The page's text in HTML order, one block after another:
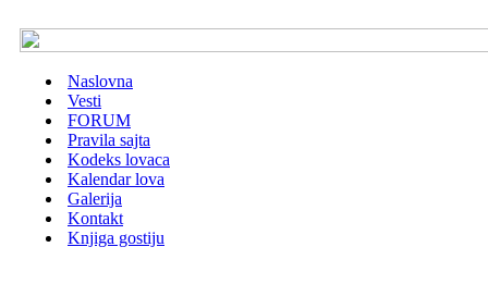
Naslovna
Vesti
FORUM
Pravila sajta
Kodeks lovaca
Kalendar lova
Galerija
Kontakt
Knjiga gostiju